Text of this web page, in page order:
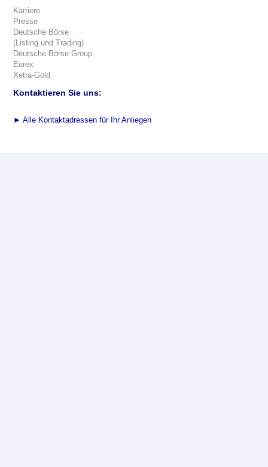
Karriere
Presse
Deutsche Börse
(Listing und Trading)
Deutsche Börse Group
Eurex
Xetra-Gold
Kontaktieren Sie uns:
► Alle Kontaktadressen für Ihr Anliegen